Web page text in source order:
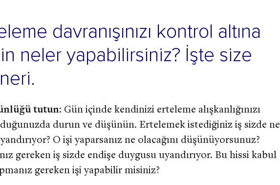
davranışınızı kontrol altına
neler yapabilirsiniz? İşte size
tutun: Gün içinde kendinizi erteleme alışkanlığınızı
durun ve düşünün. Ertelemek istediğiniz iş sizde ne
O işi yaparsanız ne olacağını düşünüyorsunuz?
gereken iş sizde endişe duygusu uyandırıyor. Bu hissi kabul
gereken işi yapabilir misiniz?